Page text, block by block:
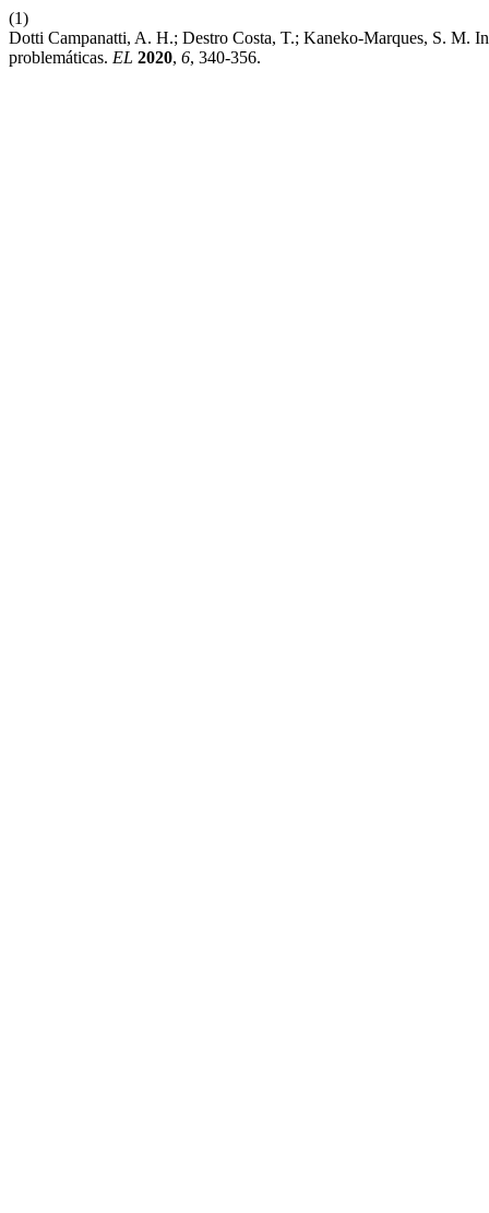
(1)
Dotti Campanatti, A. H.; Destro Costa, T.; Kaneko-Marques, S. M.
problemáticas. EL 2020, 6, 340-356.